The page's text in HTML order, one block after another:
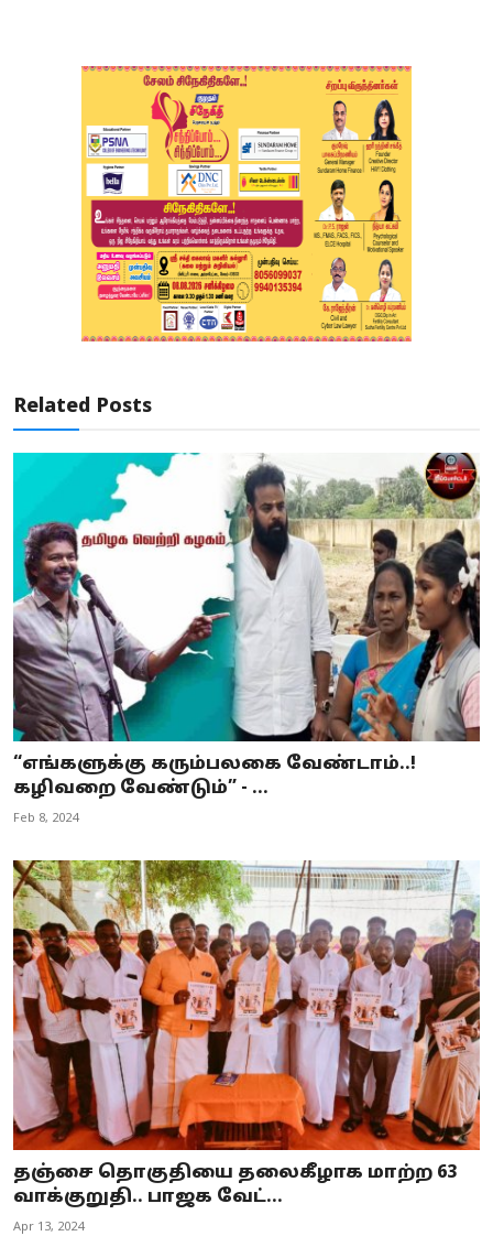
Related Posts
“எங்களுக்கு கரும்பலகை வேண்டாம்..!
கழிவறை வேண்டும்” - ...
Feb 8, 2024
தஞ்சை தொகுதியை தலைகீழாக மாற்ற 63
வாக்குறுதி.. பாஜக வேட்...
Apr 13, 2024